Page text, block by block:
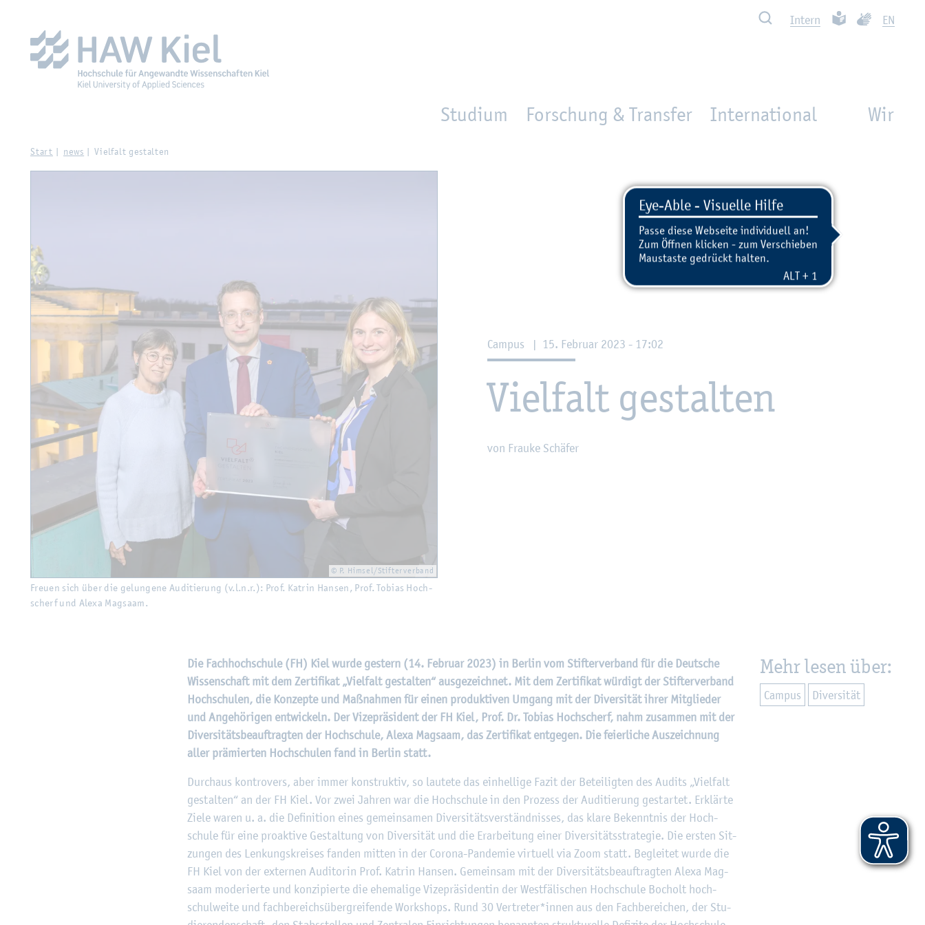
Such­ben In­tern Leich­te Spra­che
EN
Studium Forschung & Transfer International Wir
Start news Viel­falt ge­stal­ten
© P. Him­sel/Stif­ter­ver­band
Freu­en sich über die ge­lun­ge­ne Au­di­tie­rung (v.l.n.r.): Prof. Kat­rin Han­sen, Prof. To­bi­as Hoch­
scherf und Alexa Mag­saam.
Cam­pus | 15. Fe­bru­ar 2023 - 17:02
Viel­falt ge­stal­ten
von Frau­ke Schä­fer
Die Fach­hoch­schu­le (FH) Kiel wurde ges­tern (14. Fe­bru­ar 2023) in Ber­lin vom Stif­ter­ver­band für die Deut­sche
Wis­sen­schaft mit dem Zer­ti­fi­kat „Viel­falt ge­stal­ten“ aus­ge­zeich­net. Mit dem Zer­ti­fi­kat wür­digt der Stif­ter­ver­band
Hoch­schu­len, die Kon­zep­te und Maß­nah­men für einen pro­duk­ti­ven Um­gang mit der Di­ver­si­tät ihrer Mit­glie­der
und An­ge­hö­ri­gen ent­wi­ckeln. Der Vi­ze­prä­si­dent der FH Kiel, Prof. Dr. To­bi­as Hoch­scherf, nahm zu­sam­men mit der
Di­ver­si­täts­be­auf­trag­ten der Hoch­schu­le, Alexa Mag­saam, das Zer­ti­fi­kat ent­ge­gen. Die fei­er­li­che Aus­zeich­nung
aller prä­mier­ten Hoch­schu­len fand in Ber­lin statt.
Durch­aus kon­tro­vers, aber immer kon­struk­tiv, so lau­te­te das ein­hel­li­ge Fazit der Be­tei­lig­ten des Au­dits „Viel­falt
ge­stal­ten“ an der FH Kiel. Vor zwei Jah­ren war die Hoch­schu­le in den Pro­zess der Au­di­tie­rung ge­star­tet. Er­klär­te
Ziele waren u. a. die De­fi­ni­ti­on eines ge­mein­sa­men Di­ver­si­täts­ver­ständ­nis­ses, das klare Be­kennt­nis der Hoch­
schu­le für eine pro­ak­ti­ve Ge­stal­tung von Di­ver­si­tät und die Er­ar­bei­tung einer Di­ver­si­täts­stra­te­gie. Die ers­ten Sit­
zun­gen des Len­kungs­krei­ses fan­den mit­ten in der Co­ro­na-Pan­de­mie vir­tu­ell via Zoom statt. Be­glei­tet wurde die
FH Kiel von der ex­ter­nen Au­di­to­rin Prof. Kat­rin Han­sen. Ge­mein­sam mit der Di­ver­si­täts­be­auf­trag­ten Alexa Mag­
saam mo­de­rier­te und kon­zi­pier­te die ehe­ma­li­ge Vi­ze­prä­si­den­tin der West­fä­li­schen Hoch­schu­le Bo­cholt hoch­
schul­wei­te und fach­be­reichs­über­grei­fen­de Work­shops. Rund 30 Ver­tre­ter*innen aus den Fach­be­rei­chen, der Stu­
©Fach­hoch­schu­le Kiel Mehr lesen über:
Cam­pus Di­ver­si­tät